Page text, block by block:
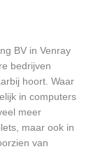
BV in Venray
bedrijven
hoort. Waar
in computers
meer
maar ook in
van